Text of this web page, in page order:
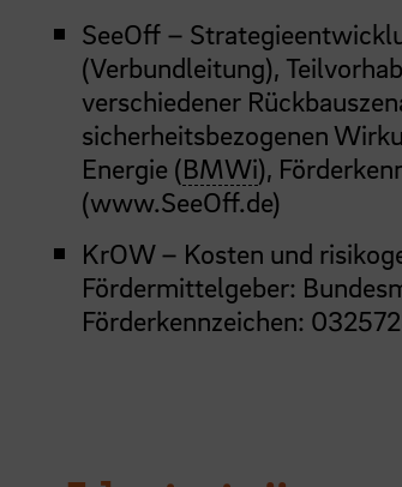
SeeOff –
(Verbundleitung),
verschiedener
sicherheitsbezogenen
Energie (BMWi),
(www.SeeOff.de)
KrOW – Kosten und
Fördermittelgeber:
Förderkennzeichen: